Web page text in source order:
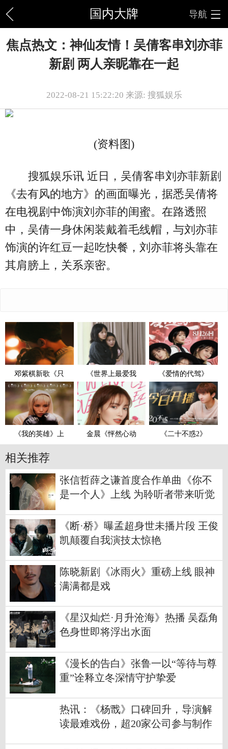
国内大牌 导航
焦点热文：神仙友情！吴倩客串刘亦菲
新剧 两人亲昵靠在一起
2022-08-21 15:22:20 来源: 搜狐娱乐
(资料图)
搜狐娱乐讯 近日，吴倩客串刘亦菲新剧
《去有风的地方》的画面曝光，据悉吴倩将
在电视剧中饰演刘亦菲的闺蜜。在路透照
中，吴倩一身休闲装戴着毛线帽，与刘亦菲
饰演的许红豆一起吃快餐，刘亦菲将头靠在
其肩膀上，关系亲密。
邓紫棋新歌《只 《世界上最爱我 《爱情的代驾》
《我的英雄》上 金晨《怦然心动 《二十不惑2》
相关推荐
张信哲薛之谦首度合作单曲《你不
是一个人》上线 为聆听者带来听觉
《断·桥》曝孟超身世未播片段 王俊
凯颠覆自我演技太惊艳
陈晓新剧《冰雨火》重磅上线 眼神
满满都是戏
《星汉灿烂·月升沧海》热播 吴磊角
色身世即将浮出水面
《漫长的告白》张鲁一以“等待与尊
重”诠释立冬深情守护挚爱
热讯：《杨戬》口碑回升，导演解
读最难戏份，超20家公司参与制作